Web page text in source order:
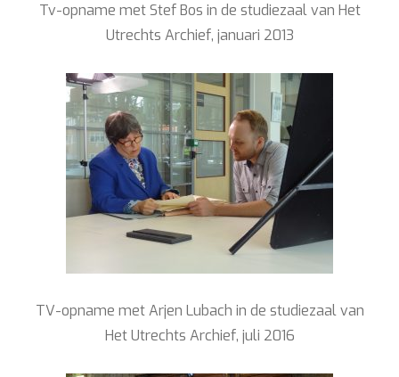
Tv-opname met Stef Bos in de studiezaal van Het
Utrechts Archief, januari 2013
TV-opname met Arjen Lubach in de studiezaal van
Het Utrechts Archief, juli 2016